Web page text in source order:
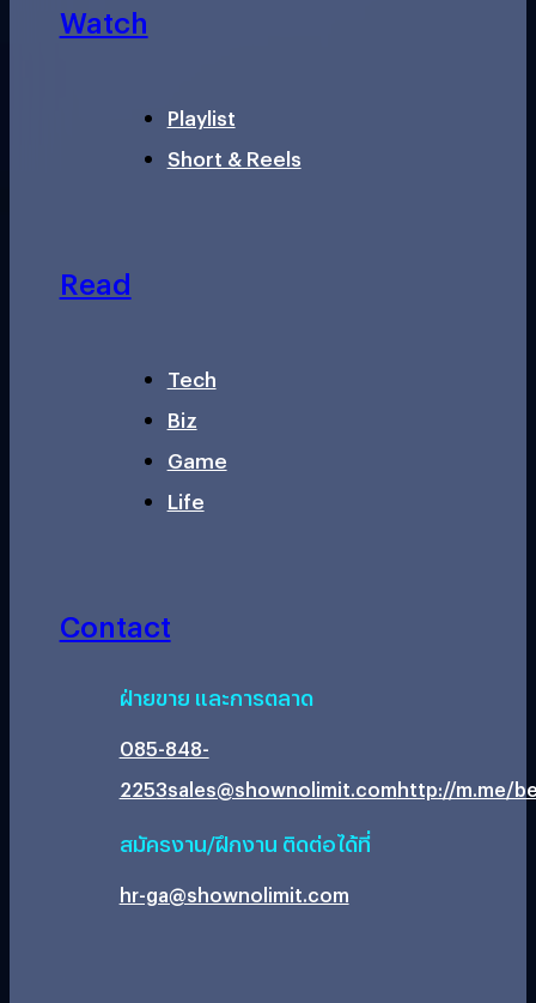
Watch
Playlist
Short & Reels
Read
Tech
Biz
Game
Life
Contact
ฝ่ายขาย และการตลาด
085-848-
2253sales@shownolimit.comhttp://m.me/
สมัครงาน/ฝึกงาน ติดต่อได้ที่
hr-ga@shownolimit.com